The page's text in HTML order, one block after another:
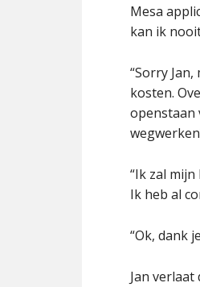
Mesa
kan ik
“Sorry
kosten.
openstaan
“Ik zal
Ik heb al
“Ok, dank
Jan